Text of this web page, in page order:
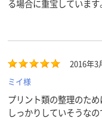
る場合に重宝していま
2016年3
ミイ様
プリント類の整理のため
しっかりしていそうなの